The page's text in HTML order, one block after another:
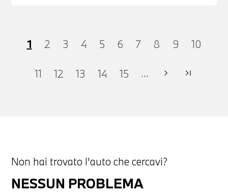
1 2 3 4 5 6 7 8 9 10
11 12 13 14 15 ... chevron_right last_page
Non hai trovato l'auto che cercavi?
NESSUN PROBLEMA